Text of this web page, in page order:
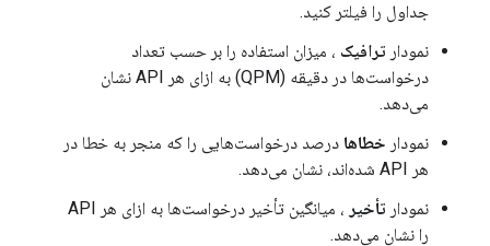
جداول را فیلتر کنید.
نمودار ترافیک ، میزان استفاده را بر حسب تعداد
درخواست‌ها در دقیقه (QPM) به ازای هر API نشان
می‌دهد.
نمودار خطاها درصد درخواست‌هایی را که منجر به خطا در
هر API شده‌اند، نشان می‌دهد.
نمودار تأخیر
، میانگین تأخیر درخواست‌ها به ازای هر API
را نشان می‌دهد.